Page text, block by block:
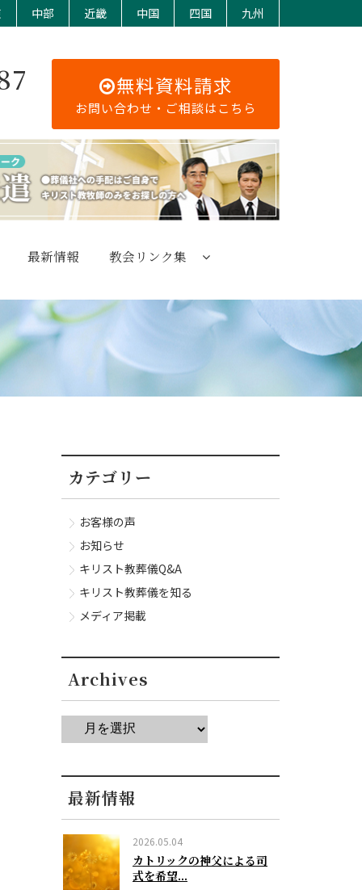
中部 近畿 中国 四国 九州
無料資料請求
お問い合わせ・ご相談はこちら
最新情報 教会リンク集
カテゴリー
お客様の声
お知らせ
キリスト教葬儀Q&A
キリスト教葬儀を知る
メディア掲載
Archives
最新情報
2026.05.04
カトリックの神父による司
式を希望...